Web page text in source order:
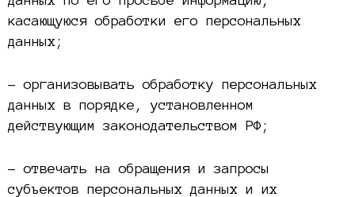
касающуюся обработки его персональных
данных;
– организовывать обработку персональных
данных в порядке, установленном
действующим законодательством РФ;
– отвечать на обращения и запросы
субъектов персональных данных и их